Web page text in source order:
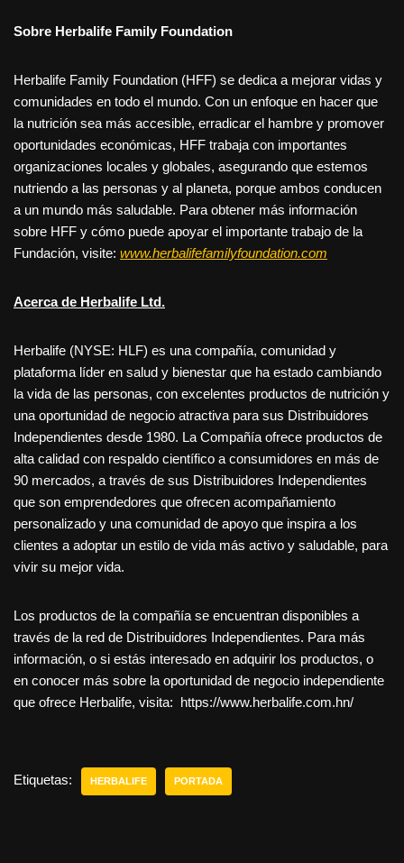
Sobre Herbalife Family Foundation
Herbalife Family Foundation (HFF) se dedica a mejorar vidas y
comunidades en todo el mundo. Con un enfoque en hacer que
la nutrición sea más accesible, erradicar el hambre y promover
oportunidades económicas, HFF trabaja con importantes
organizaciones locales y globales, asegurando que estemos
nutriendo a las personas y al planeta, porque ambos conducen
a un mundo más saludable. Para obtener más información
sobre HFF y cómo puede apoyar el importante trabajo de la
Fundación, visite: www.herbalifefamilyfoundation.com
Acerca de Herbalife Ltd.
Herbalife (NYSE: HLF) es una compañía, comunidad y
plataforma líder en salud y bienestar que ha estado cambiando
la vida de las personas, con excelentes productos de nutrición y
una oportunidad de negocio atractiva para sus Distribuidores
Independientes desde 1980. La Compañía ofrece productos de
alta calidad con respaldo científico a consumidores en más de
90 mercados, a través de sus Distribuidores Independientes
que son emprendedores que ofrecen acompañamiento
personalizado y una comunidad de apoyo que inspira a los
clientes a adoptar un estilo de vida más activo y saludable, para
vivir su mejor vida.
Los productos de la compañía se encuentran disponibles a
través de la red de Distribuidores Independientes. Para más
información, o si estás interesado en adquirir los productos, o
en conocer más sobre la oportunidad de negocio independiente
que ofrece Herbalife, visita: https://www.herbalife.com.hn/
Etiquetas: HERBALIFE PORTADA